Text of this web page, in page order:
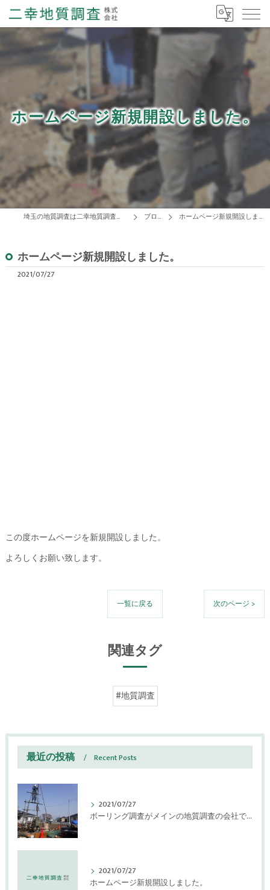
ホームページ新規開設しました。
埼玉の地質調査は二幸地質調査株式会社 ブログ ホームページ新規開設しました。
ホームページ新規開設しました。
2021/07/27
この度ホームページを新規開設しました。
よろしくお願い致します。
一覧に戻る 次のページ >
関連タグ
#地質調査
最近の投稿 Recent Posts
2021/07/27
ボーリング調査がメインの地質調査の会社です。
2021/07/27
ホームページ新規開設しました。